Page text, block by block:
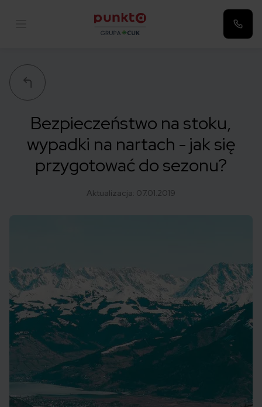
Bezpieczeństwo na stoku,
wypadki na nartach - jak się
przygotować do sezonu?
Aktualizacja: 07.01.2019